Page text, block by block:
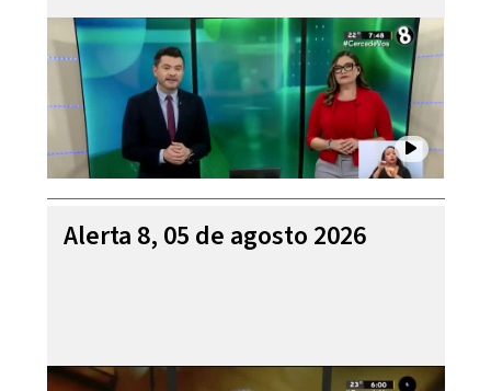
Alerta 8, 05 de agosto 2026